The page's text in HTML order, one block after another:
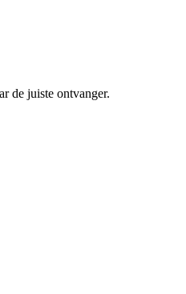
de juiste ontvanger.